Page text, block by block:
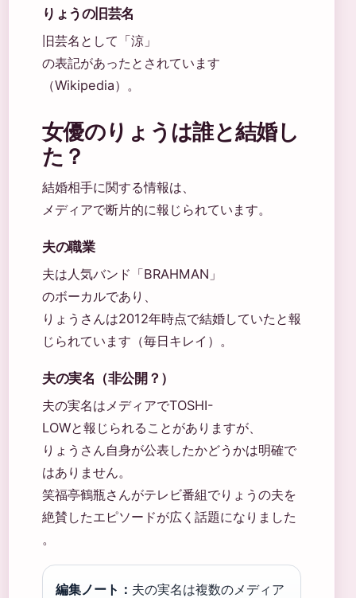
りょうの旧芸名
旧芸名として「涼」
の表記があったとされています
（Wikipedia）。
女優のりょうは誰と結婚し
た？
結婚相手に関する情報は、
メディアで断片的に報じられています。
夫の職業
夫は人気バンド「BRAHMAN」
のボーカルであり、
りょうさんは2012年時点で結婚していたと報
じられています（毎日キレイ）。
夫の実名（非公開？）
夫の実名はメディアでTOSHI-
LOWと報じられることがありますが、
りょうさん自身が公表したかどうかは明確で
はありません。
笑福亭鶴瓶さんがテレビ番組でりょうの夫を
絶賛したエピソードが広く話題になりました
。
編集ノート： 夫の実名は複数のメディア